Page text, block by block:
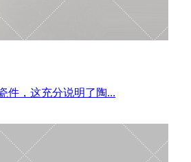
，这充分说明了陶...